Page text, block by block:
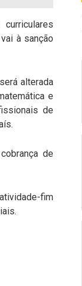
à sanção
alterada
e
de
de
fim